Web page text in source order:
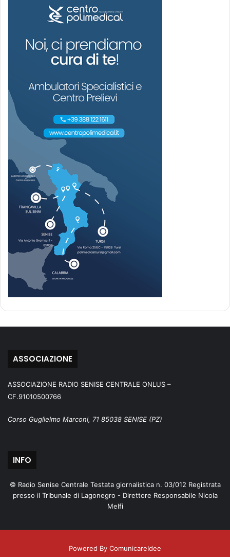
ASSOCIAZIONE
ASSOCIAZIONE RADIO SENISE CENTRALE ONLUS –
CF.91010500766
Corso Guglielmo Marconi, 71 85038 SENISE (PZ)
INFO
© Radio Senise Centrale Testata giornalistica n. 03/012 Registrata
presso il Tribunale di Lagonegro - Direttore Responsabile Nicola
Melfi
Powered By ComunicareIdee